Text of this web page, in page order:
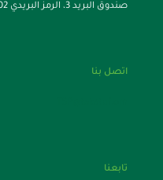
صندوق البريد 3، الرمز البريدي 102
اتصل بنا
تابعنا